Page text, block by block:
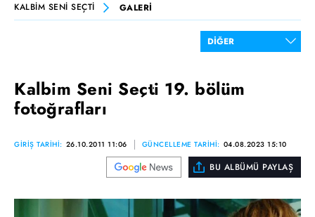
KALBİM SENİ SEÇTİ GALERİ
Kalbim Seni Seçti 19. bölüm
fotoğrafları
GİRİŞ TARİHİ: 26.10.2011 11:06 GÜNCELLEME TARİHİ: 04.08.2023 15:10
BU ALBÜMÜ PAYLAŞ